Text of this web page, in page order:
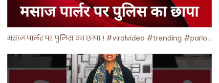
मसाज पार्लर पर पुलिस का छापा ! #viralvideo #trending #parlour